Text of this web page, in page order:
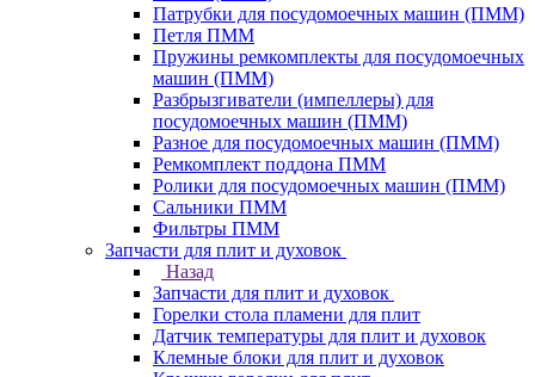
Патрубки для посудомоечных машин (ПММ)
Петля ПММ
Пружины ремкомплекты для посудомоечных
машин (ПММ)
Разбрызгиватели (импеллеры) для
посудомоечных машин (ПММ)
Разное для посудомоечных машин (ПММ)
Ремкомплект поддона ПММ
Ролики для посудомоечных машин (ПММ)
Сальники ПММ
Фильтры ПММ
Запчасти для плит и духовок
Назад
Запчасти для плит и духовок
Горелки стола пламени для плит
Датчик температуры для плит и духовок
Клемные блоки для плит и духовок